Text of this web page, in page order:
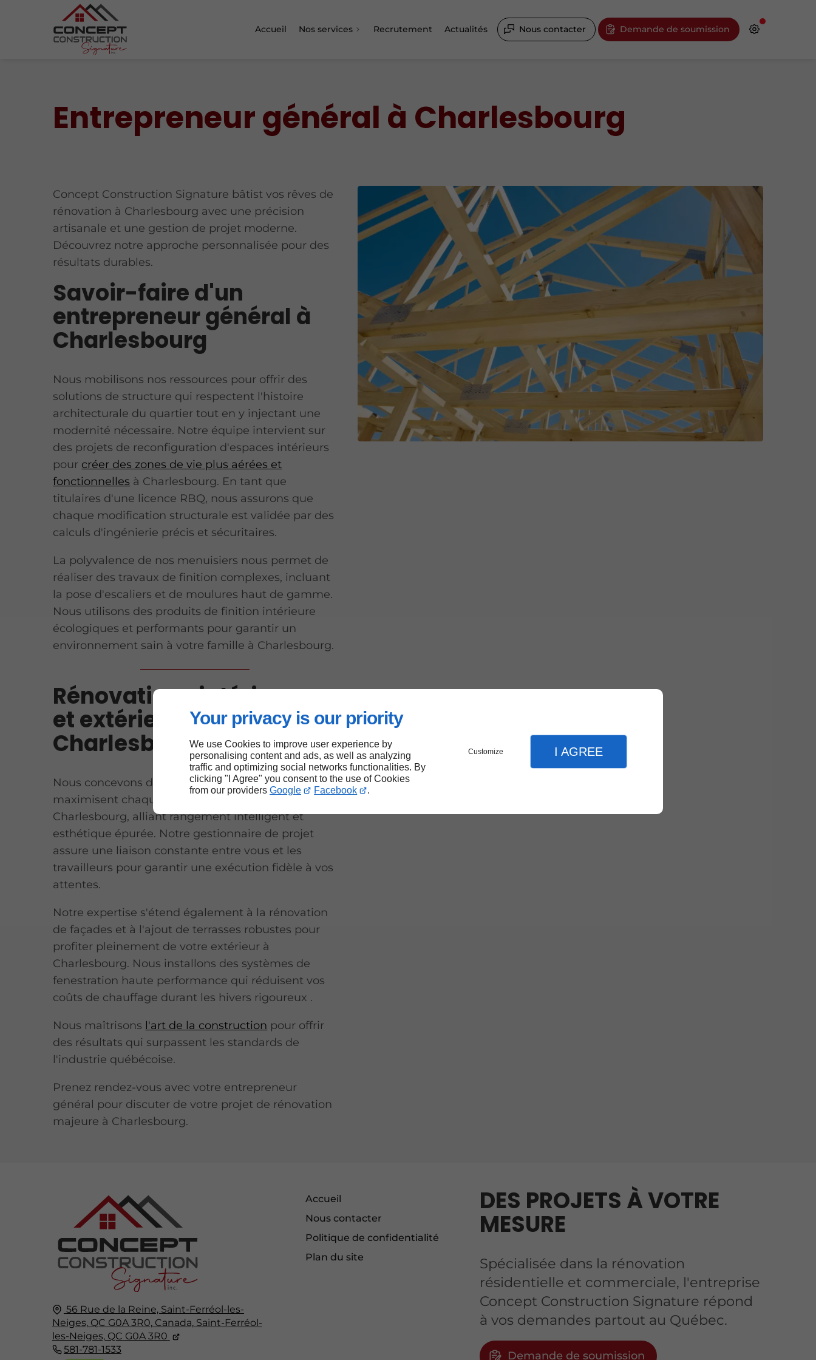
Your privacy is our priority
We use Cookies to improve user experience by
personalising content and ads, as well as analyzing
traffic and optimizing social networks functionalities. By
clicking "I Agree" you consent to the use of Cookies
from our providers Google Facebook .
Customize I AGREE
Accueil Nos services Recrutement Actualités Nous contacter Demande de soumission
Entrepreneur général à Charlesbourg
Concept Construction Signature bâtist vos rêves de
rénovation à Charlesbourg avec une précision
artisanale et une gestion de projet moderne.
Découvrez notre approche personnalisée pour des
résultats durables.
Savoir-faire d'un
entrepreneur général à
Charlesbourg
Nous mobilisons nos ressources pour offrir des
solutions de structure qui respectent l'histoire
architecturale du quartier tout en y injectant une
modernité nécessaire. Notre équipe intervient sur
des projets de reconfiguration d'espaces intérieurs
pour créer des zones de vie plus aérées et
fonctionnelles à Charlesbourg. En tant que
titulaires d'une licence RBQ, nous assurons que
chaque modification structurale est validée par des
calculs d'ingénierie précis et sécuritaires.
La polyvalence de nos menuisiers nous permet de
réaliser des travaux de finition complexes, incluant
la pose d'escaliers et de moulures haut de gamme.
Nous utilisons des produits de finition intérieure
écologiques et performants pour garantir un
environnement sain à votre famille à Charlesbourg.
Rénovations intérieures
et extérieures à
Charlesbourg
Nous concevons des plans de designerqui
maximisent chaque coin de votre demeure à
Charlesbourg, alliant rangement intelligent et
esthétique épurée. Notre gestionnaire de projet
assure une liaison constante entre vous et les
travailleurs pour garantir une exécution fidèle à vos
attentes.
Notre expertise s'étend également à la rénovation
de façades et à l'ajout de terrasses robustes pour
profiter pleinement de votre extérieur à
Charlesbourg. Nous installons des systèmes de
fenestration haute performance qui réduisent vos
coûts de chauffage durant les hivers rigoureux .
Nous maîtrisons l'art de la construction pour offrir
des résultats qui surpassent les standards de
l'industrie québécoise.
Prenez rendez-vous avec votre entrepreneur
général pour discuter de votre projet de rénovation
majeure à Charlesbourg.
56 Rue de la Reine, Saint-Ferréol-les-
Neiges, QC G0A 3R0, Canada, Saint-Ferréol-
les-Neiges, QC G0A 3R0
581-781-1533
Accueil
Nous contacter
Politique de confidentialité
Plan du site
DES PROJETS À VOTRE
MESURE
Spécialisée dans la rénovation
résidentielle et commerciale, l'entreprise
Concept Construction Signature répond
à vos demandes partout au Québec.
Demande de soumission